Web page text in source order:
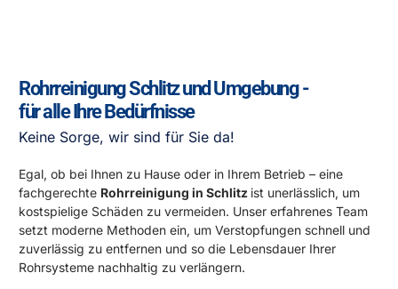
Rohrreinigung Schlitz und Umgebung -
für alle Ihre Bedürfnisse
Keine Sorge, wir sind für Sie da!
Egal, ob bei Ihnen zu Hause oder in Ihrem Betrieb – eine
fachgerechte Rohrreinigung in Schlitz ist unerlässlich, um
kostspielige Schäden zu vermeiden. Unser erfahrenes Team
setzt moderne Methoden ein, um Verstopfungen schnell und
zuverlässig zu entfernen und so die Lebensdauer Ihrer
Rohrsysteme nachhaltig zu verlängern.